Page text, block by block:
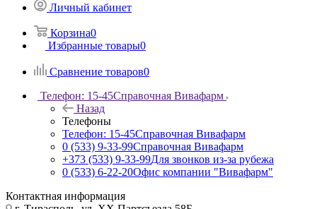
Личный кабинет
Корзина0
Избранные товары0
Сравнение товаров0
Телефон: 15-45Справочная Вивафарм
Назад
Телефоны
Телефон: 15-45Справочная Вивафарм
0 (533) 9-33-99Справочная Вивафарм
+373 (533) 9-33-99Для звонков из-за рубежа
0 (533) 6-22-20Офис компании "Вивафарм"
Контактная информация